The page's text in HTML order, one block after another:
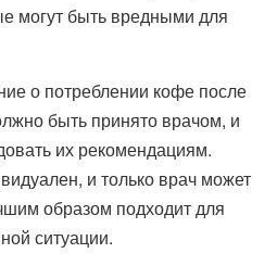
могут быть вредными для
о потреблении кофе после
быть принято врачом, и
их рекомендациям.
и только врач может
образом подходит для
ситуации.